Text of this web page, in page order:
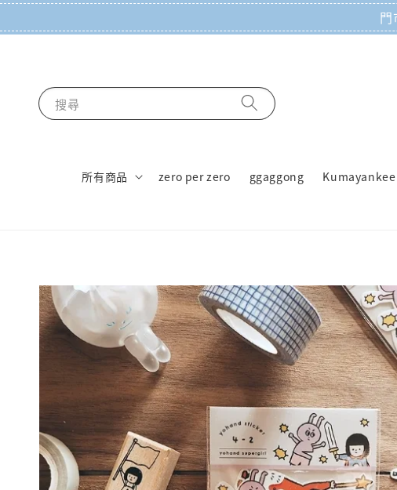
門
搜尋
所有商品 zero per zero ggaggong Kumayankee